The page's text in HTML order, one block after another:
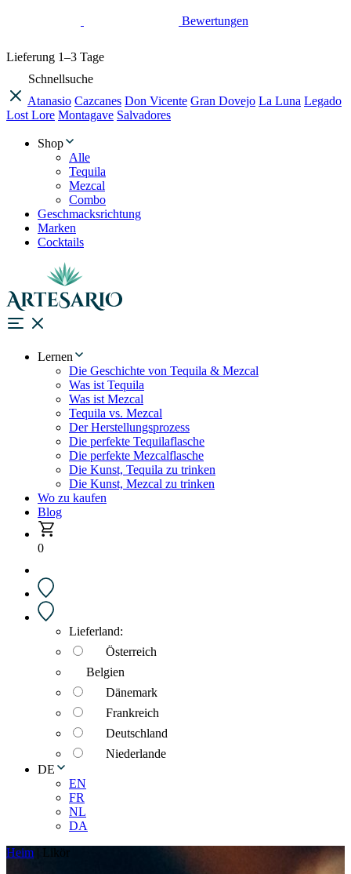
Bewertungen
Lieferung 1–3 Tage
Schnellsuche
Atanasio Cazcanes Don Vicente Gran Dovejo La Luna Legado
Lost Lore Montagave Salvadores
Shop
Alle
Tequila
Mezcal
Combo
Geschmacksrichtung
Marken
Cocktails
Lernen
Die Geschichte von Tequila & Mezcal
Was ist Tequila
Was ist Mezcal
Tequila vs. Mezcal
Der Herstellungsprozess
Die perfekte Tequilaflasche
Die perfekte Mezcalflasche
Die Kunst, Tequila zu trinken
Die Kunst, Mezcal zu trinken
Wo zu kaufen
Blog
0
Lieferland:
Österreich
Belgien
Dänemark
Frankreich
Deutschland
Niederlande
DE
EN
FR
NL
DA
Heim | Likör